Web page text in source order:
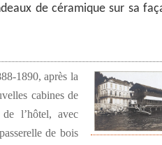
de céramique sur sa
1890, après la
cabines de
l’hôtel, avec
de bois